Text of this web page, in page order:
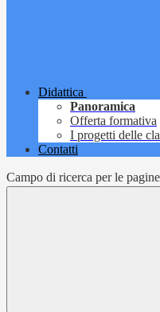
Didattica
Panoramica
Offerta formativa
I progetti delle
Contatti
Campo di ricerca per le